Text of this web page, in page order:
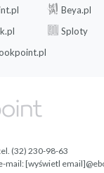
Beya.pl
Sploty
(32) 230-98-63
mail:[wyświetl